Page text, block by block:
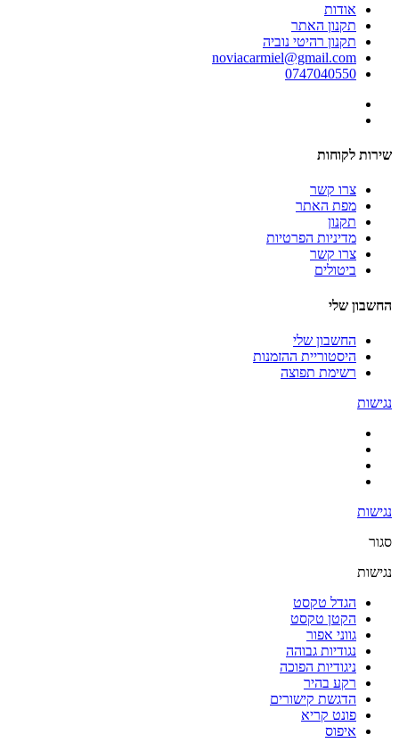
אודות
תקנון האתר
תקנון רהיטי נוביה
noviacarmiel@gmail.com
0747040550
שירות לקוחות
צרו קשר
מפת האתר
תקנון
מדיניות הפרטיות
צרו קשר
ביטולים
החשבון שלי
החשבון שלי
היסטוריית ההזמנות
רשימת תפוצה
נגישות
נגישות
סגור
נגישות
הגדל טקסט
הקטן טקסט
גווני אפור
נגודיות גבוהה
ניגודיות הפוכה
רקע בהיר
הדגשת קישורים
פונט קריא
איפוס